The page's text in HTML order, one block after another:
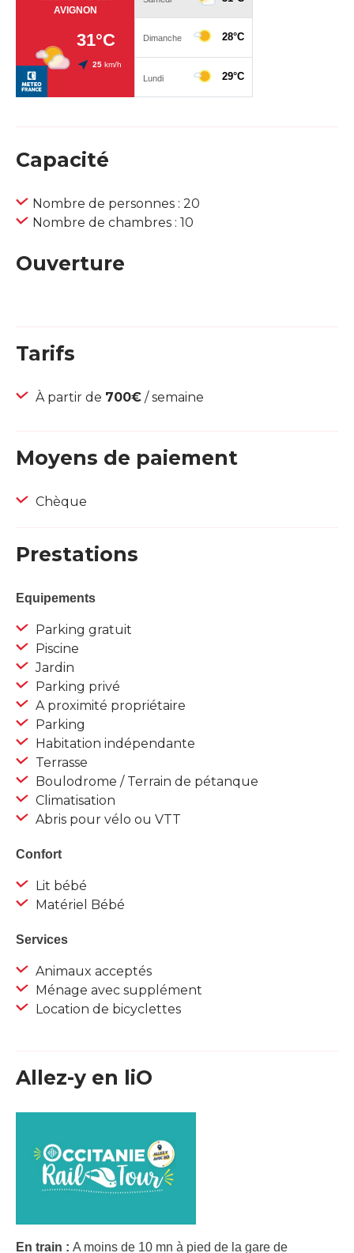
Capacité
Nombre de personnes : 20
Nombre de chambres : 10
Ouverture
Tarifs
À partir de 700€ / semaine
Moyens de paiement
Chèque
Prestations
Equipements
Parking gratuit
Piscine
Jardin
Parking privé
A proximité propriétaire
Parking
Habitation indépendante
Terrasse
Boulodrome / Terrain de pétanque
Climatisation
Abris pour vélo ou VTT
Confort
Lit bébé
Matériel Bébé
Services
Animaux acceptés
Ménage avec supplément
Location de bicyclettes
Allez-y en liO
En train : A moins de 10 mn à pied de la gare de